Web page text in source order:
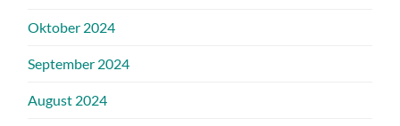
Oktober 2024
September 2024
August 2024